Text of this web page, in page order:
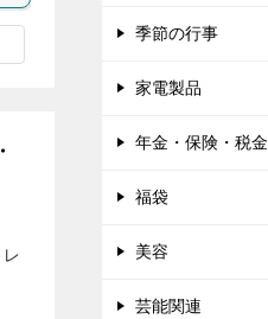
季節の行事
家電製品
年金・保険・税金
福袋
美容
芸能関連